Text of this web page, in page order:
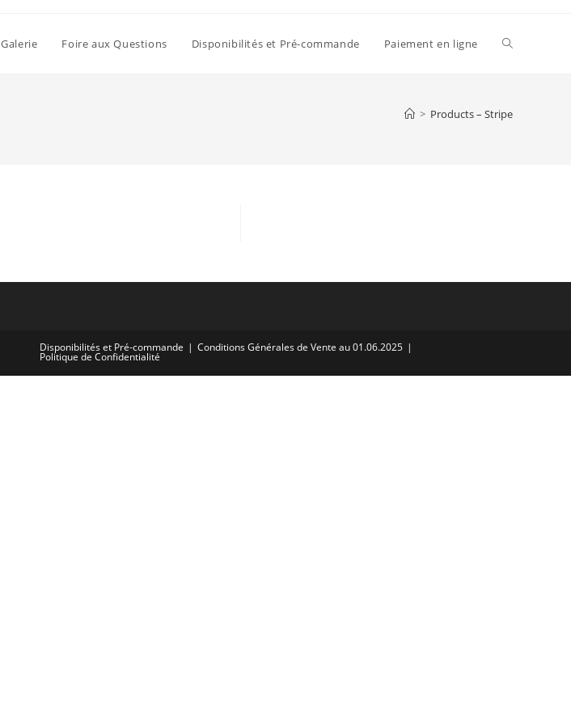
Galerie Foire aux Questions Disponibilités et Pré-commande Paiement en ligne
> Products – Stripe
Disponibilités et Pré-commande Conditions Générales de Vente au 01.06.2025
Politique de Confidentialité